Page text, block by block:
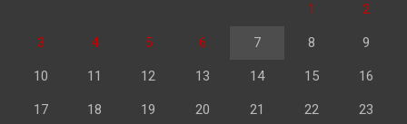
1 2
3 4 5 6 7 8 9
10 11 12 13 14 15 16
17 18 19 20 21 22 23